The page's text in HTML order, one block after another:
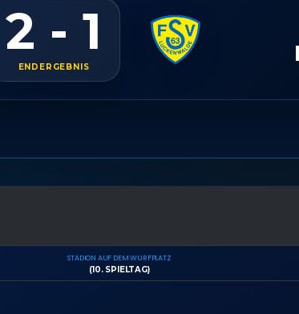
2 - 1
ENDERGEBNIS
STADION AUF DEM WURFPLATZ
(10. SPIELTAG)